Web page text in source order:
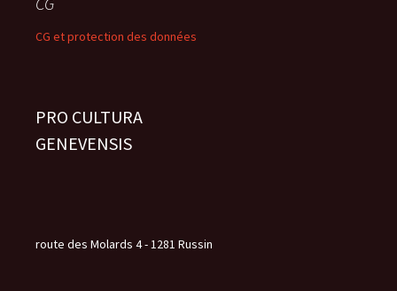
CG et protection des données
PRO CULTURA
GENEVENSIS
route des Molards 4 - 1281 Russin